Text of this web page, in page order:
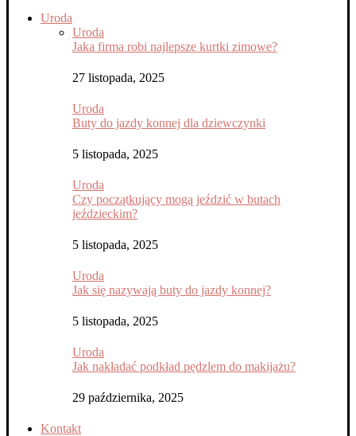
Uroda
Uroda
Jaka firma robi najlepsze kurtki zimowe?
27 listopada, 2025
Uroda
Buty do jazdy konnej dla dziewczynki
5 listopada, 2025
Uroda
Czy początkujący mogą jeździć w butach
jeździeckim?
5 listopada, 2025
Uroda
Jak się nazywają buty do jazdy konnej?
5 listopada, 2025
Uroda
Jak nakładać podkład pędzlem do makijażu?
29 października, 2025
Kontakt